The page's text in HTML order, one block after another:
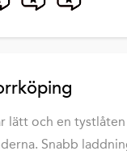
lätt och en
Snabb